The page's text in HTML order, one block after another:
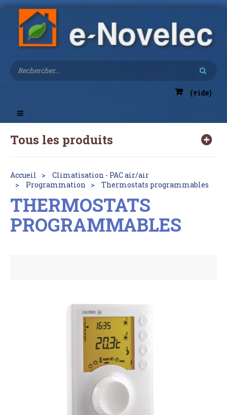
(vide)
Toggle
navigation
Tous les produits
Accueil
Climatisation - PAC air/air
Programmation
Thermostats programmables
THERMOSTATS
PROGRAMMABLES